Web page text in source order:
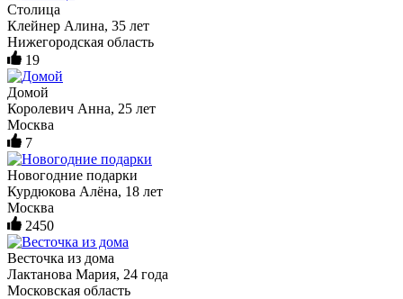
Столица
Клейнер Алина, 35 лет
Нижегородская область
19
Домой
Королевич Анна, 25 лет
Москва
7
Новогодние подарки
Курдюкова Алёна, 18 лет
Москва
2450
Весточка из дома
Лактанова Мария, 24 года
Московская область